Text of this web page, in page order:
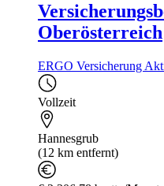
Oberösterreich
ERGO Versicherung
Vollzeit
Hannesgrub
(12 km entfernt)